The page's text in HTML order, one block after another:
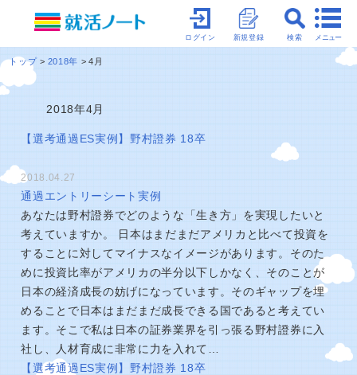
メニュー
検索
新規登録
ログイン
トップ 2018年 4月
2018年4月
【選考通過ES実例】野村證券 18卒
2018.04.27
通過エントリーシート実例
あなたは野村證券でどのような「生き方」を実現したいと
考えていますか。 日本はまだまだアメリカと比べて投資を
することに対してマイナスなイメージがあります。そのた
めに投資比率がアメリカの半分以下しかなく、そのことが
日本の経済成長の妨げになっています。そのギャップを埋
めることで日本はまだまだ成長できる国であると考えてい
ます。そこで私は日本の証券業界を引っ張る野村證券に入
社し、人材育成に非常に力を入れて…
【選考通過ES実例】野村證券 18卒